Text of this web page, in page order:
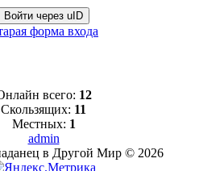
Войти через uID
форма входа
всего: 12
Скользящих: 11
Местных: 1
admin
в Другой Мир © 2026